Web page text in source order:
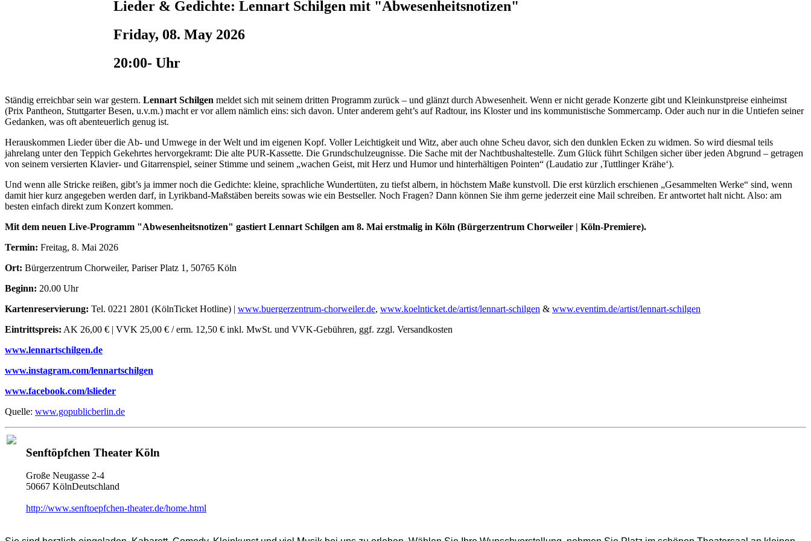
Lieder & Gedichte: Lennart Schilgen mit "Abwesenheitsnotizen"
Friday, 08. May 2026
20:00- Uhr
Ständig erreichbar sein war gestern. Lennart Schilgen meldet sich mit seinem dritten Programm zurück – und glänzt durch Abwesenheit. Wenn er nicht gerade Konzerte gibt und Kleinkunstpreise einheimst
(Prix Pantheon, Stuttgarter Besen, u.v.m.) macht er vor allem nämlich eins: sich davon. Unter anderem geht’s auf Radtour, ins Kloster und ins kommunistische Sommercamp. Oder auch nur in die Untiefen seiner
Gedanken, was oft abenteuerlich genug ist.
Herauskommen Lieder über die Ab- und Umwege in der Welt und im eigenen Kopf. Voller Leichtigkeit und Witz, aber auch ohne Scheu davor, sich den dunklen Ecken zu widmen. So wird diesmal teils
jahrelang unter den Teppich Gekehrtes hervorgekramt: Die alte PUR-Kassette. Die Grundschulzeugnisse. Die Sache mit der Nachtbushaltestelle. Zum Glück führt Schilgen sicher über jeden Abgrund – getragen
von seinem versierten Klavier- und Gitarrenspiel, seiner Stimme und seinem „wachen Geist, mit Herz und Humor und hinterhältigen Pointen“ (Laudatio zur ‚Tuttlinger Krähe‘).
Und wenn alle Stricke reißen, gibt’s ja immer noch die Gedichte: kleine, sprachliche Wundertüten, zu tiefst albern, in höchstem Maße kunstvoll. Die erst kürzlich erschienen „Gesammelten Werke“ sind, wenn
damit hier kurz angegeben werden darf, in Lyrikband-Maßstäben bereits sowas wie ein Bestseller. Noch Fragen? Dann können Sie ihm gerne jederzeit eine Mail schreiben. Er antwortet halt nicht. Also: am
besten einfach direkt zum Konzert kommen.
Mit dem neuen Live-Programm "Abwesenheitsnotizen" gastiert Lennart Schilgen am 8. Mai erstmalig in Köln (Bürgerzentrum Chorweiler | Köln-Premiere).
Termin: Freitag, 8. Mai 2026
Ort: Bürgerzentrum Chorweiler, Pariser Platz 1, 50765 Köln
Beginn: 20.00 Uhr
Kartenreservierung: Tel. 0221 2801 (KölnTicket Hotline) | www.buergerzentrum-chorweiler.de, www.koelnticket.de/artist/lennart-schilgen & www.eventim.de/artist/lennart-schilgen
Eintrittspreis: AK 26,00 € | VVK 25,00 € / erm. 12,50 € inkl. MwSt. und VVK-Gebühren, ggf. zzgl. Versandkosten
www.lennartschilgen.de
www.instagram.com/lennartschilgen
www.facebook.com/lslieder
Quelle: www.gopublicberlin.de
Senftöpfchen Theater Köln
Große Neugasse 2-4
50667 KölnDeutschland
http://www.senftoepfchen-theater.de/home.html